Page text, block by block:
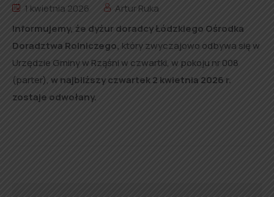
1 kwietnia 2026
Artur Ruka
Informujemy, że dyżur doradcy Łódzkiego Ośrodka
Doradztwa Rolniczego, który zwyczajowo odbywa się w
Urzędzie Gminy w Rząśni w czwartki, w pokoju nr 008
(parter), w najbliższy czwartek 2 kwietnia 2026 r.
zostaje odwołany.